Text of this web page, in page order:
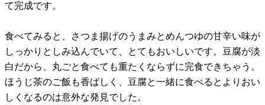
て完成です。
食べてみると、さつま揚げのうまみとめんつゆの甘辛い味が
しっかりとしみ込んでいて、とてもおいしいです。豆腐が淡
白だから、丸ごと食べても重たくならずに完食できちゃう。
ほうじ茶のご飯も香ばしく、豆腐と一緒に食べるとよりおい
しくなるのは意外な発見でした。